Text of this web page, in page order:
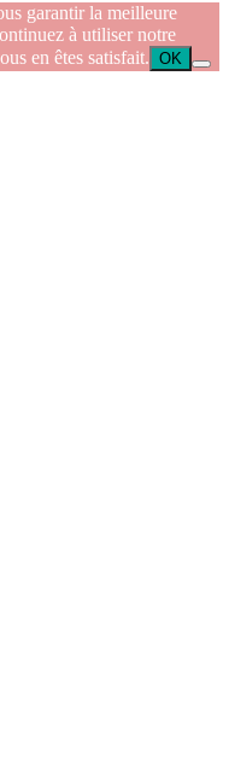
garantir la meilleure
à utiliser notre
en êtes satisfait. OK